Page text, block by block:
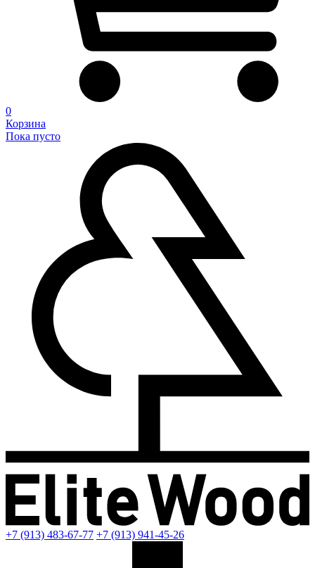
0
Корзина
Пока пусто
+7 (913) 483-67-77 +7 (913) 941-45-26